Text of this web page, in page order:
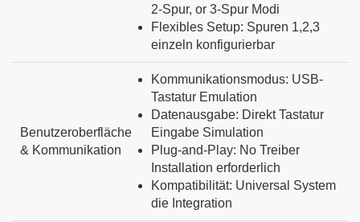
2-Spur, or 3-Spur Modi
Flexibles Setup: Spuren 1,2,3
einzeln konfigurierbar
Benutzeroberfläche
& Kommunikation
Kommunikationsmodus: USB-
Tastatur Emulation
Datenausgabe: Direkt Tastatur
Eingabe Simulation
Plug-and-Play: No Treiber
Installation erforderlich
Kompatibilität: Universal System
die Integration